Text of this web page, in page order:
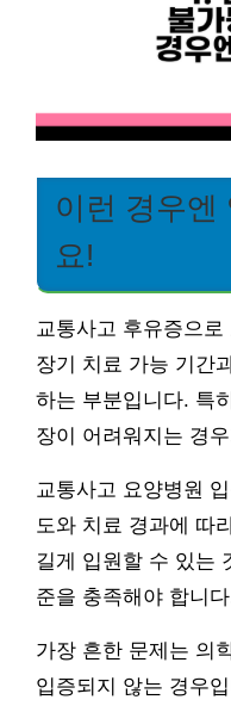
이런 경우엔
요!
교통사고 후유증으
장기 치료 가능 기간
하는 부분입니다. 특
장이 어려워지는 경
교통사고 요양병원
도와 치료 경과에 따
길게 입원할 수 있는
준을 충족해야 합니
가장 흔한 문제는 의
입증되지 않는 경우